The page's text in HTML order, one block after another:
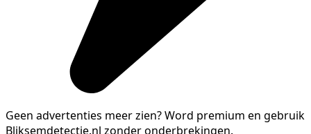
Geen advertenties meer zien?Word premium en gebruik
Bliksemdetectie.nl zonder onderbrekingen.